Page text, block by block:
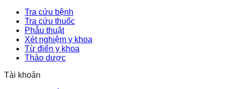
Tra cứu bệnh
Tra cứu thuốc
Phẫu thuật
Xét nghiệm y khoa
Từ điển y khoa
Thảo dược
Tài khoản